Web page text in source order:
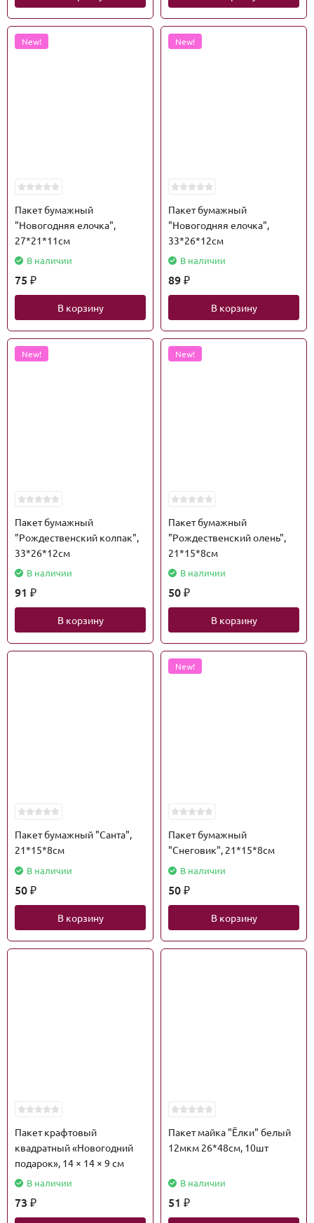
New!
Пакет бумажный
"Новогодняя елочка",
27*21*11см
В наличии
75 ₽
В корзину
New!
Пакет бумажный
"Новогодняя елочка",
33*26*12см
В наличии
89 ₽
В корзину
New!
Пакет бумажный
"Рождественский колпак",
33*26*12см
В наличии
91 ₽
В корзину
New!
Пакет бумажный
"Рождественский олень",
21*15*8см
В наличии
50 ₽
В корзину
Пакет бумажный "Санта",
21*15*8см
В наличии
50 ₽
В корзину
New!
Пакет бумажный
"Снеговик", 21*15*8см
В наличии
50 ₽
В корзину
Пакет крафтовый
квадратный «Новогодний
подарок», 14 × 14 × 9 см
В наличии
73 ₽
Пакет майка "Ёлки" белый
12мкм 26*48см, 10шт
В наличии
51 ₽